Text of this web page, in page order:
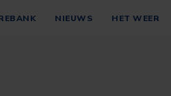
NIEUWS HET WEER